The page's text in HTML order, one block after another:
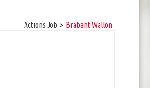
Actions Job > Brabant Wallon